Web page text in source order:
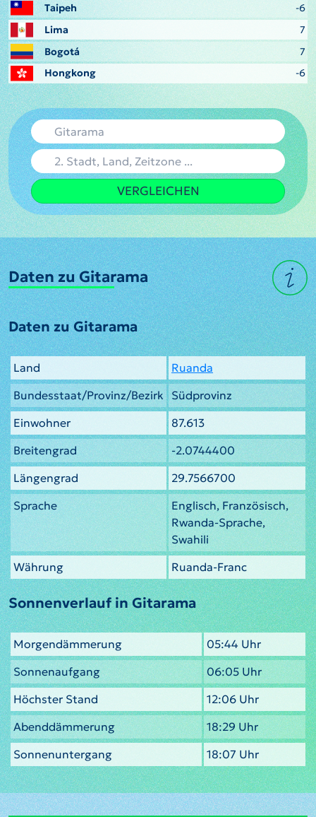
Taipeh
-6
Lima
7
Bogotá
7
Hongkong
-6
VERGLEICHEN
Daten zu Gitarama
Daten zu Gitarama
Land
Ruanda
Bundesstaat/Provinz/Bezirk
Südprovinz
Einwohner
87.613
Breitengrad
-2.0744400
Längengrad
29.7566700
Sprache
Englisch, Französisch,
Rwanda-Sprache,
Swahili
Währung
Ruanda-Franc
Sonnenverlauf in Gitarama
Morgendämmerung
05:44 Uhr
Sonnenaufgang
06:05 Uhr
Höchster Stand
12:06 Uhr
Abenddämmerung
18:29 Uhr
Sonnenuntergang
18:07 Uhr